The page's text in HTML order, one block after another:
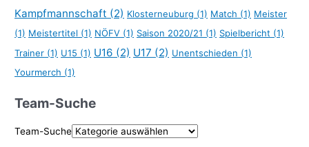
Kampfmannschaft (2) Klosterneuburg (1) Match (1) Meister
(1) Meistertitel (1) NÖFV (1) Saison 2020/21 (1) Spielbericht (1)
Trainer (1) U15 (1) U16 (2) U17 (2) Unentschieden (1)
Yourmerch (1)
Team-Suche
Team-Suche